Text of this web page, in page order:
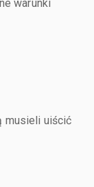
warunki
musieli uiścić